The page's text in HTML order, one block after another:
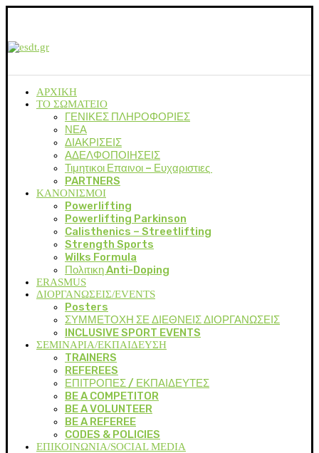
ΑΡΧΙΚΗ
ΤΟ ΣΩΜΑΤΕΙΟ
ΓΕΝΙΚΕΣ ΠΛΗΡΟΦΟΡΙΕΣ
ΝΕΑ
ΔΙΑΚΡΙΣΕΙΣ
ΑΔΕΛΦΟΠΟΙΗΣΕΙΣ
Τιμητικοι Επαινοι – Ευχαριστιες
PARTNERS
ΚΑΝΟΝΙΣΜΟΙ
Powerlifting
Powerlifting Parkinson
Calisthenics – Streetlifting
Strength Sports
Wilks Formula
Πολιτικη Anti-Doping
ERASMUS
ΔΙΟΡΓΑΝΩΣΕΙΣ/EVENTS
Posters
ΣΥΜΜΕΤΟΧΗ ΣΕ ΔΙΕΘΝΕΙΣ ΔΙΟΡΓΑΝΩΣΕΙΣ
INCLUSIVE SPORT EVENTS
ΣΕΜΙΝΑΡΙΑ/ΕΚΠΑΙΔΕΥΣΗ
TRAINERS
REFEREES
ΕΠΙΤΡΟΠΕΣ / ΕΚΠΑΙΔΕΥΤΕΣ
BE A COMPETITOR
BE A VOLUNTEER
BE A REFEREE
CODES & POLICIES
ΕΠΙΚΟΙΝΩΝΙΑ/SOCIAL MEDIA